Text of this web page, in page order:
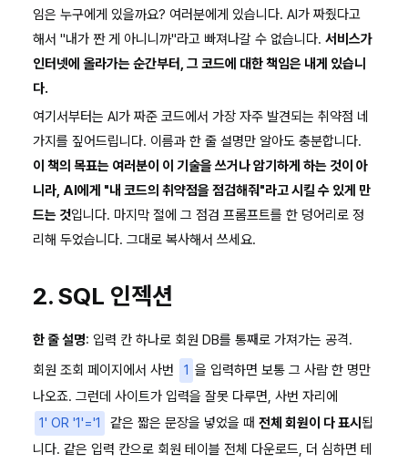
임은 누구에게 있을까요? 여러분에게 있습니다. AI가 짜줬다고
해서 "내가 짠 게 아니니까"라고 빠져나갈 수 없습니다. 서비스가
인터넷에 올라가는 순간부터, 그 코드에 대한 책임은 내게 있습니
다.
여기서부터는 AI가 짜준 코드에서 가장 자주 발견되는 취약점 네
가지를 짚어드립니다. 이름과 한 줄 설명만 알아도 충분합니다.
이 책의 목표는 여러분이 이 기술을 쓰거나 암기하게 하는 것이 아
니라, AI에게 "내 코드의 취약점을 점검해줘"라고 시킬 수 있게 만
드는 것입니다. 마지막 절에 그 점검 프롬프트를 한 덩어리로 정
리해 두었습니다. 그대로 복사해서 쓰세요.
2. SQL 인젝션
한 줄 설명: 입력 칸 하나로 회원 DB를 통째로 가져가는 공격.
회원 조회 페이지에서 사번
1 을 입력하면 보통 그 사람 한 명만
나오죠. 그런데 사이트가 입력을 잘못 다루면, 사번 자리에
1' OR '1'='1
같은 짧은 문장을 넣었을 때 전체 회원이 다 표시 됩
니다. 같은 입력 칸으로 회원 테이블 전체 다운로드, 더 심하면 테